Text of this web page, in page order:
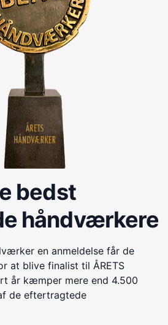
bedst
håndværkere
en anmeldelse får de
at blive finalist til ÅRETS
år kæmper mere end 4.500
de eftertragtede